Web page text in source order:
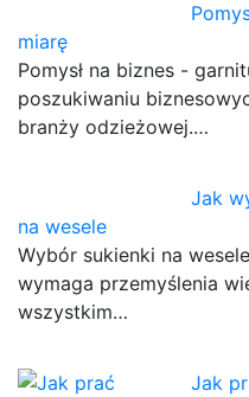
miarę
Pomysł na biznes -
poszukiwaniu
branży odzieżowej.…
Jak
na wesele
Wybór sukienki na
wymaga przemyślenia
wszystkim…
Jak